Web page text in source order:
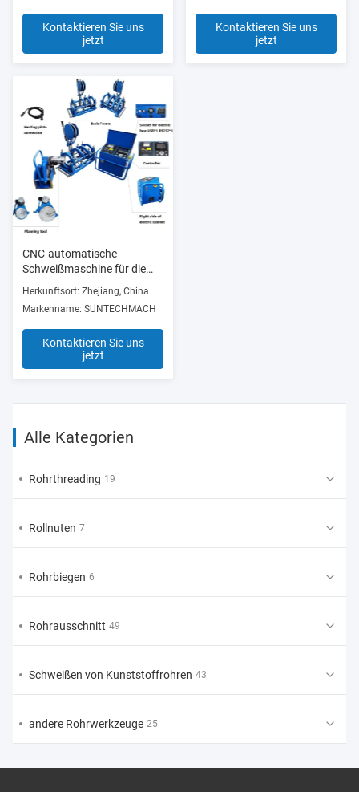
Kontaktieren Sie uns
jetzt
Kontaktieren Sie uns
jetzt
CNC-automatische
Schweißmaschine für die
Schweißung von
Plastikrohrrücken 160 mm
bis 315 mm
Herkunftsort: Zhejiang, China
Markenname: SUNTECHMACH
Kontaktieren Sie uns
jetzt
Alle Kategorien
Rohrthreading 19
Rollnuten 7
Rohrbiegen 6
Rohrausschnitt 49
Schweißen von Kunststoffrohren 43
andere Rohrwerkzeuge 25